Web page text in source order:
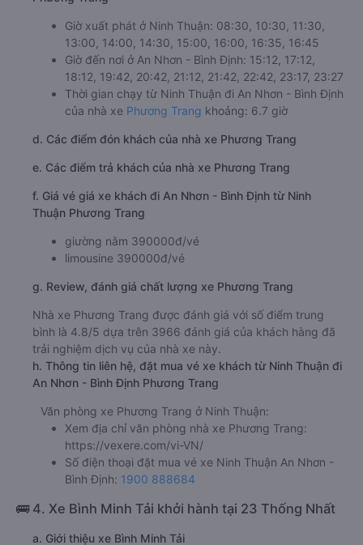
c. Lộ trình, giờ khởi hành và giờ kết thúc của xe khách
Phương Trang
Giờ xuất phát ở Ninh Thuận: 08:30, 10:30, 11:30,
13:00, 14:00, 14:30, 15:00, 16:00, 16:35, 16:45
Giờ đến nơi ở An Nhơn - Bình Định: 15:12, 17:12,
18:12, 19:42, 20:42, 21:12, 21:42, 22:42, 23:17, 23:27
của nhà xePhương Trangkhoảng: 6.7 giờ
d. Các điểm đón khách của nhà xe Phương Trang
f. Giá vé giá xe khách đi An Nhơn - Bình Định từ Ninh
limousine 390000đ/vé
g. Review, đánh giá chất lượng xe Phương Trang
Nhà xe Phương Trang được đánh giá với số điểm trung
bình là 4.8/5 dựa trên 3966 đánh giá của khách hàng đã
trải nghiệm dịch vụ của nhà xe này.
h. Thông tin liên hệ, đặt mua vé xe khách từ Ninh Thuận đi
An Nhơn - Bình Định Phương Trang
Văn phòng xe Phương Trang ở Ninh Thuận:
Xem địa chỉ văn phòng nhà xe Phương Trang:
https://vexere.com/vi-VN/
Số điện thoại đặt mua vé xe Ninh Thuận An Nhơn -
Bình Định:1900 888684